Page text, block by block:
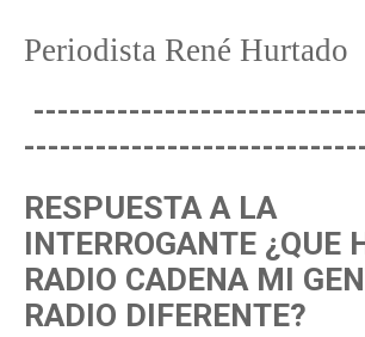
Periodista René Hurtado
RESPUESTA A LA
INTERROGANTE ¿QUE
RADIO CADENA MI
RADIO DIFERENTE?